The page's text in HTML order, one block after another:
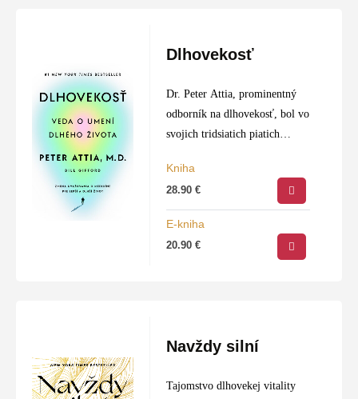
Dlhovekosť
Dr. Peter Attia, prominentný
odborník na dlhovekosť, bol vo
svojich tridsiatich piatich
Ako však s údivom zistil, nebol
na tom zdravotne dobre a
hrozila mu smrť v…
Kniha
28.90€
E-kniha
20.90€
Navždy silní
Tajomstvo dlhovekej vitality